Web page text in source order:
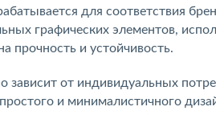
для соответствия
графических элементов,
прочность и устойчивость.
от индивидуальных
и минималистичного